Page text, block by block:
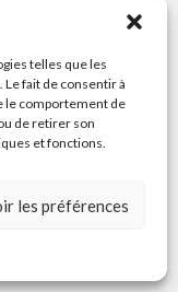
telles que les
fait de consentir à
le comportement de
de retirer son
et fonctions.
les préférences
en Fête